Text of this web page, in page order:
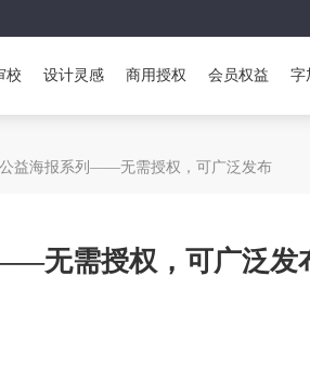
校 设计灵感 商用授权 会员权益 字
益海报系列——无需授权，可广泛发布
无需授权，可广泛发